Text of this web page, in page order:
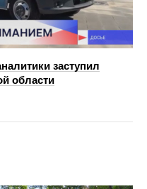
заступил
области